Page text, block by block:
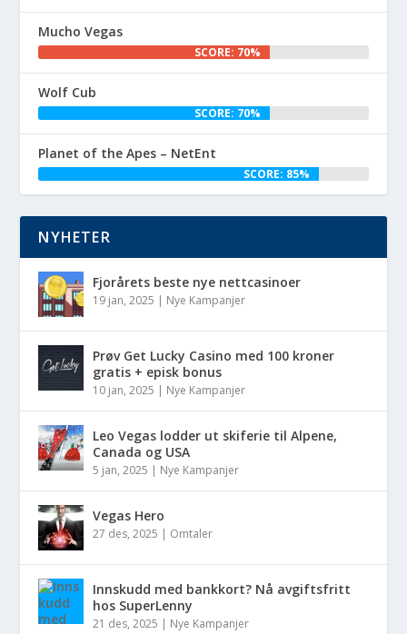
Mucho Vegas
SCORE: 70%
Wolf Cub
SCORE: 70%
Planet of the Apes – NetEnt
SCORE: 85%
NYHETER
Fjorårets beste nye nettcasinoer
19 jan, 2025 | Nye Kampanjer
Prøv Get Lucky Casino med 100 kroner
gratis + episk bonus
10 jan, 2025 | Nye Kampanjer
Leo Vegas lodder ut skiferie til Alpene,
Canada og USA
5 jan, 2025 | Nye Kampanjer
Vegas Hero
27 des, 2025 | Omtaler
Innskudd med bankkort? Nå avgiftsfritt
hos SuperLenny
21 des, 2025 | Nye Kampanjer